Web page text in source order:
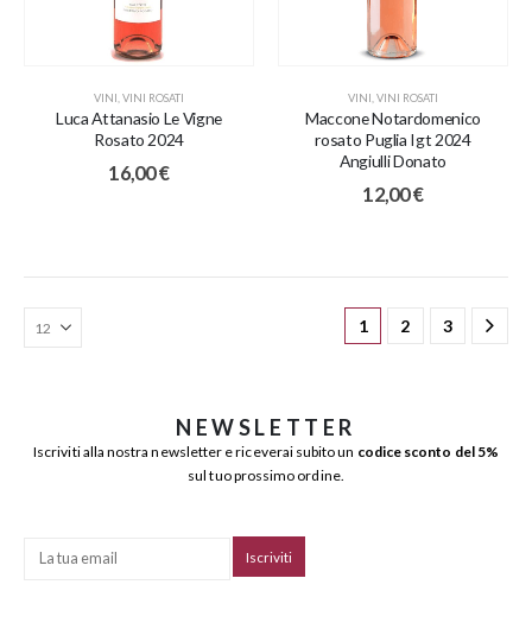
VINI ,VINI ROSATI
Luca Attanasio Le Vigne
Rosato 2024
16,00€
VINI ,VINI ROSATI
Maccone Notardomenico
rosato Puglia Igt 2024
Angiulli Donato
12,00€
1 2 3
NEWSLETTER
Iscriviti alla nostra newsletter e riceverai subito un codice sconto del 5%
sul tuo prossimo ordine.